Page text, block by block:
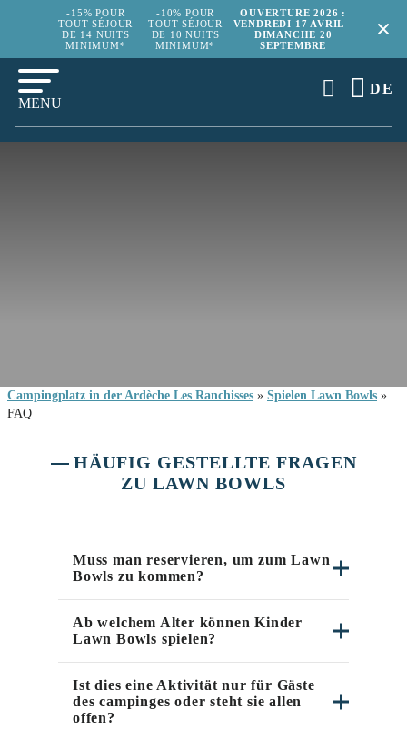
-15% POUR
TOUT SÉJOUR
DE 14 NUITS
MINIMUM*
-10% POUR
TOUT SÉJOUR
DE 10 NUITS
MINIMUM*
OUVERTURE 2026 :
VENDREDI 17 AVRIL –
DIMANCHE 20
SEPTEMBRE
MENU
DE
Campingplatz in der Ardèche Les Ranchisses » Spielen Lawn Bowls »
FAQ
HÄUFIG GESTELLTE FRAGEN
ZU LAWN BOWLS
Muss man reservieren, um zum Lawn
Bowls zu kommen?
Ab welchem Alter können Kinder
Lawn Bowls spielen?
Ist dies eine Aktivität nur für Gäste
des campinges oder steht sie allen
offen?